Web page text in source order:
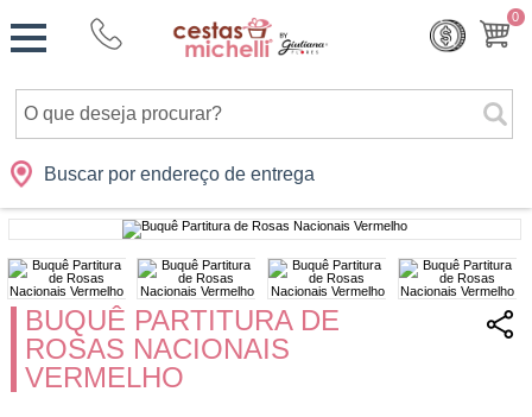
0
Buscar por endereço de entrega
Cidades Presentes Datas Shopping
Monte
sua
Cesta
BUQUÊ PARTITURA DE
ROSAS NACIONAIS
VERMELHO